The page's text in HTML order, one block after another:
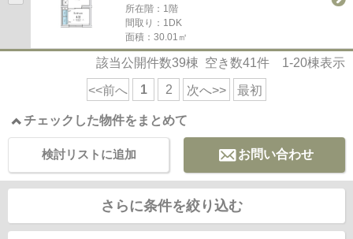
所在階：1階
間取り：1DK
面積：30.01㎡
該当公開件数39棟 空き数41件 1-20棟表示
<<前へ 1 2 次へ>> 最初
チェックした物件をまとめて
お問い合わせ
検討リストに追加
さらに条件を絞り込む